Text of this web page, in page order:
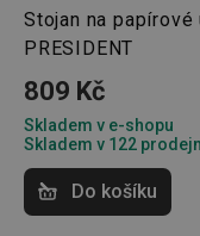
Stojan na papírové
PRESIDENT
809 Kč
Skladem v e-shopu
Skladem v 122
Do košíku
funkce
uživatele a
nezbytně
Název
shopsys_abc